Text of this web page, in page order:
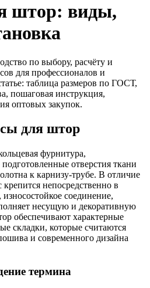
штор: виды,
по выбору, расчёту и
для профессионалов и
таблица размеров по ГОСТ,
пошаговая инструкция,
оптовых закупок.
для штор
фурнитура,
подготовленные отверстия ткани
к карнизу-трубе. В отличие
непосредственно в
соединение,
несущую и декоративную
обеспечивают характерные
складки, которые считаются
и современного дизайна
термина